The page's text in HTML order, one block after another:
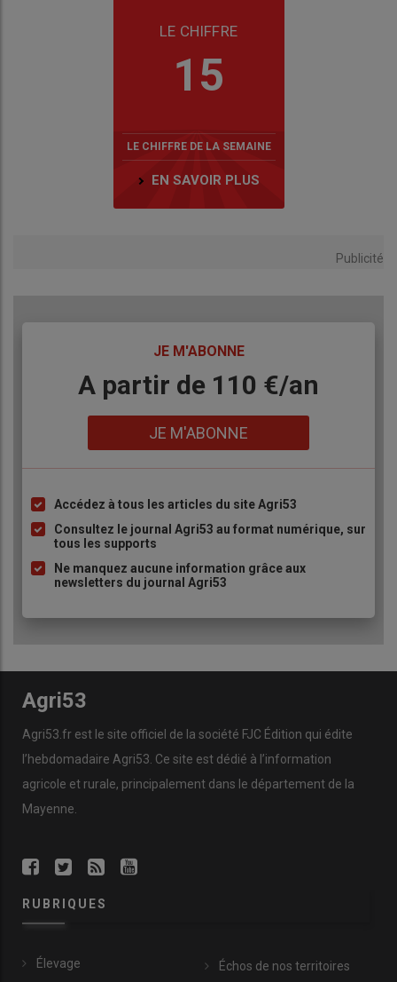
LE CHIFFRE
15
LE CHIFFRE DE LA SEMAINE
EN SAVOIR PLUS
Publicité
JE M'ABONNE
BodyA partir de 110 €/an
JE M'ABONNE
Liste
à
puce
Accédez à tous les articles du site Agri53
Consultez le journal Agri53 au format numérique, sur
tous les supports
Ne manquez aucune information grâce aux
newsletters du journal Agri53
Agri53
Agri53.fr est le site officiel de la société FJC Édition qui édite
l’hebdomadaire Agri53. Ce site est dédié à l’information
agricole et rurale, principalement dans le département de la
Mayenne.
RUBRIQUES
Élevage
Échos de nos territoires